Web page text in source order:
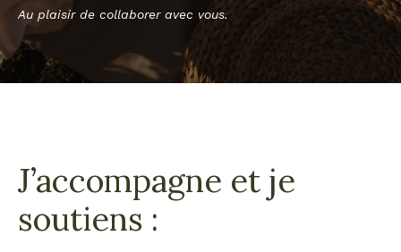
Au plaisir de collaborer avec vous.
J’accompagne et je
soutiens :